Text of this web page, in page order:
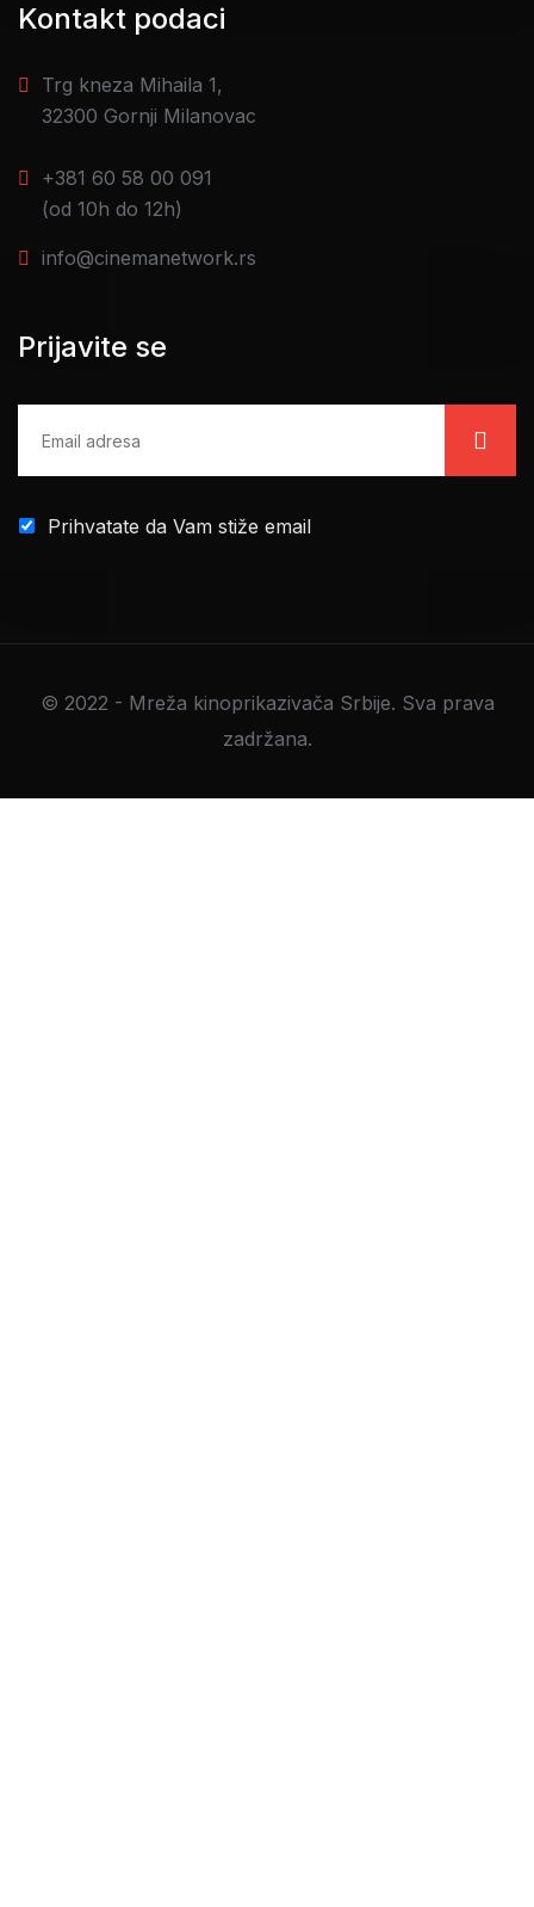
Kontakt podaci
Trg kneza Mihaila 1,
32300 Gornji Milanovac
+381 60 58 00 091
(od 10h do 12h)
info@cinemanetwork.rs
Prijavite se
Prihvatate da Vam stiže email
© 2022 - Mreža kinoprikazivača Srbije. Sva prava
zadržana.